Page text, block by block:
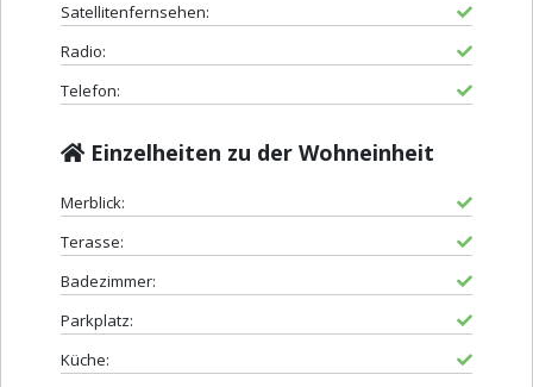
Satellitenfernsehen:
Radio:
Telefon:
Einzelheiten zu der Wohneinheit
Merblick:
Terasse:
Badezimmer:
Parkplatz:
Küche: